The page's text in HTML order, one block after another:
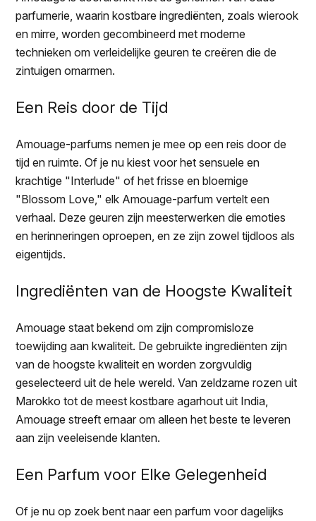
parfumerie, waarin kostbare ingrediënten, zoals wierook
en mirre, worden gecombineerd met moderne
technieken om verleidelijke geuren te creëren die de
zintuigen omarmen.
Een Reis door de Tijd
Amouage-parfums nemen je mee op een reis door de
tijd en ruimte. Of je nu kiest voor het sensuele en
krachtige "Interlude" of het frisse en bloemige
"Blossom Love," elk Amouage-parfum vertelt een
verhaal. Deze geuren zijn meesterwerken die emoties
en herinneringen oproepen, en ze zijn zowel tijdloos als
eigentijds.
Ingrediënten van de Hoogste Kwaliteit
Amouage staat bekend om zijn compromisloze
toewijding aan kwaliteit. De gebruikte ingrediënten zijn
van de hoogste kwaliteit en worden zorgvuldig
geselecteerd uit de hele wereld. Van zeldzame rozen uit
Marokko tot de meest kostbare agarhout uit India,
Amouage streeft ernaar om alleen het beste te leveren
aan zijn veeleisende klanten.
Een Parfum voor Elke Gelegenheid
Of je nu op zoek bent naar een parfum voor dagelijks